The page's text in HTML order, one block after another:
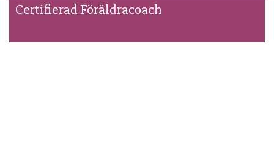
Certifierad Föräldracoach